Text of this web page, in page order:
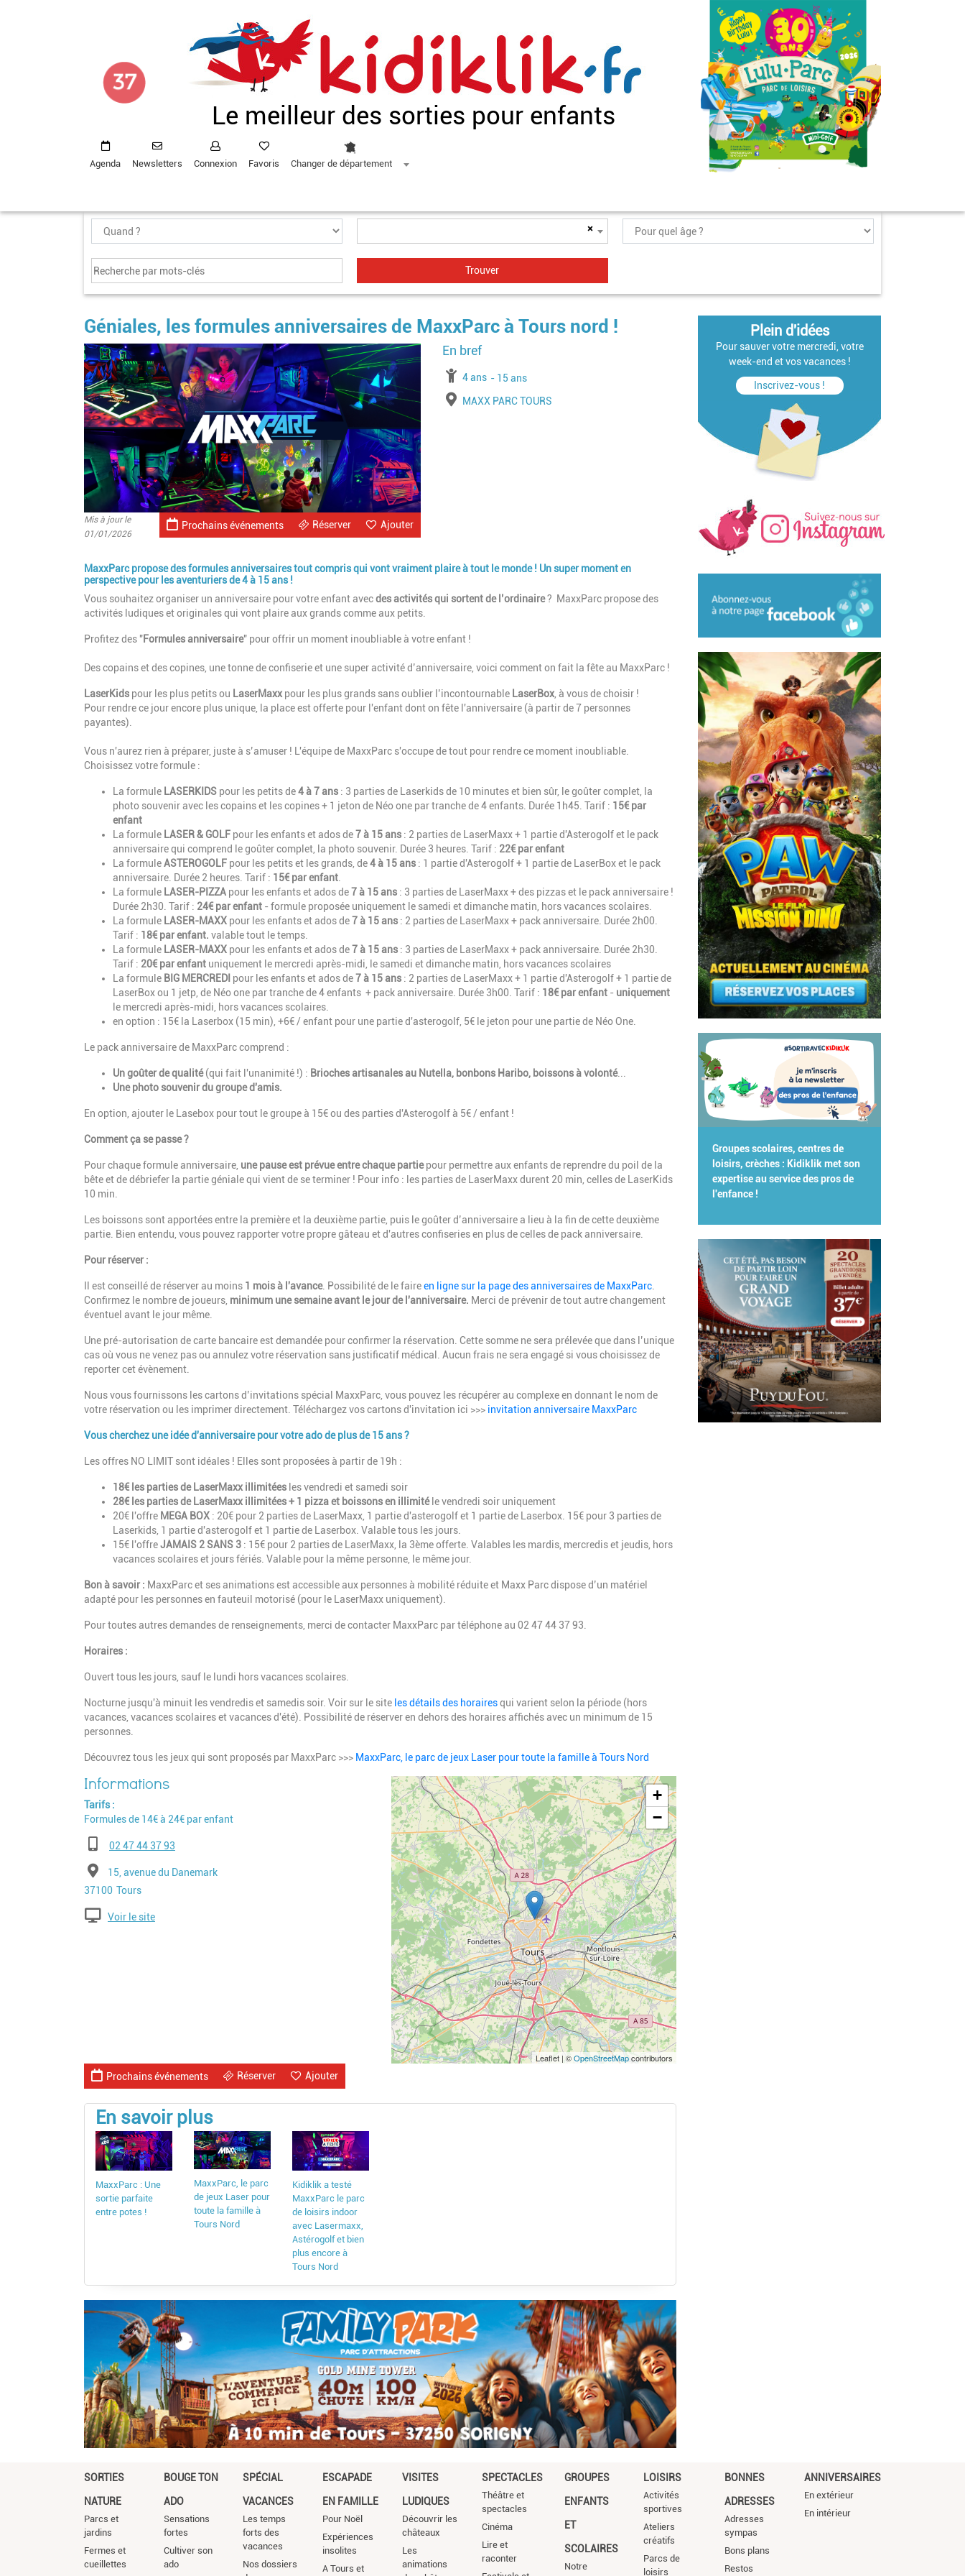
Le meilleur des sorties pour enfants
Agenda Newsletters Connexion Favoris Changer de département
×
Géniales, les formules anniversaires de MaxxParc à Tours nord !
Image
Ajouter
Réserver
Prochains événements
Mis à jour le
01/01/2026
à partir de
4 ans jusqu'à l'âge de
15 ans
Lieu
MAXX PARC TOURS
MaxxParc propose des formules anniversaires tout compris qui vont vraiment plaire à tout le monde ! Un super moment en
perspective pour les aventuriers de 4 à 15 ans !
Vous souhaitez organiser un anniversaire pour votre enfant avecdes activités qui sortent de l’ordinaire? MaxxParc propose des
activités ludiques et originales qui vont plaire aux grands comme aux petits.
Profitez des "Formules anniversaire" pour offrir un moment inoubliable à votre enfant !
Des copains et des copines, une tonne de confiserie et une super activité d’anniversaire, voici comment on fait la fête au MaxxParc !
LaserKids pour les plus petits ou LaserMaxx pour les plus grands sans oublier l’incontournable LaserBox , à vous de choisir !
Pour rendre ce jour encore plus unique,
la place est offerte pour l'enfant dont on fête l'anniversaire (à partir de 7 personnes
payantes).
Vous n'aurez rien à préparer, juste à s’amuser ! L'équipe de MaxxParc s'occupe de tout pour rendre ce moment inoubliable.
Choisissez votre formule :
La formule LASERKIDS pour les petits de4 à 7 ans : 3 parties de Laserkids de 10 minutes et bien sûr, le goûter complet, la
photo souvenir avec les copains et les copines + 1 jeton de Néo one par tranche de 4 enfants. Durée 1h45. Tarif : 15€ par
enfant
La formule LASER & GOLF pour les enfants et ados de7 à 15 ans : 2 parties de LaserMaxx + 1 partie d'Asterogolf et le pack
anniversaire qui comprend le goûter complet, la photo souvenir. Durée 3 heures. Tarif : 22€ par enfant
La formuleASTEROGOLF pour les petits et les grands, de4 à 15 ans : 1 partie d'Asterogolf + 1 partie de LaserBox et le pack
anniversaire. Durée 2 heures. Tarif : 15€ par enfant
La formule LASER-PIZZA pour les enfants et ados de7 à 15 ans : 3 parties de LaserMaxx + des pizzas et le pack anniversaire !
Durée 2h30. Tarif : 24€ par enfant - formule proposée uniquement le samedi et dimanche matin, hors vacances scolaires.
La formule LASER-MAXX pour les enfants et ados de7 à 15 ans : 2 parties de LaserMaxx + pack anniversaire. Durée 2h00.
Tarif : 18€ par enfant. valable tout le temps.
La formule LASER-MAXX pour les enfants et ados de7 à 15 ans : 3 parties de LaserMaxx + pack anniversaire. Durée 2h30.
Tarif : 20€ par enfant uniquement le mercredi après-midi, le samedi et dimanche matin, hors vacances scolaires
La formule BIG MERCREDI pour les enfants et ados de7 à 15 ans : 2 parties de LaserMaxx + 1 partie d'Asterogolf + 1 partie de
LaserBox ou 1 jetp, de Néo one par tranche de 4 enfants + pack anniversaire. Durée 3h00. Tarif : 18€ par enfant - uniquement
le mercredi après-midi, hors vacances scolaires.
en option : 15€ la Laserbox (15 min), +6€ / enfant pour une partie d'asterogolf, 5€ le jeton pour une partie de Néo One.
Le pack anniversaire de MaxxParc comprend :
Un goûter de qualité(qui fait l'unanimité !) : Brioches artisanales au Nutella, bonbons Haribo, boissons à volonté...
Une photo souvenir du groupe d'amis.
En option, ajouter le Lasebox pour tout le groupe à 15€ ou des parties d'Asterogolf à 5€ / enfant !
Comment ça se passe ?
Pour chaque formule anniversaire, une pause est prévue entre chaque partiepour permettre aux enfants de reprendre du poil de la
bête et de débriefer la partie géniale qui vient de se terminer ! Pour info : les parties de LaserMaxx durent 20 min, celles de LaserKids
10 min.
Les boissons sont apportées entre la première et la deuxième partie, puis le goûter d’anniversaire a lieu à la fin de cette deuxième
partie. Bien entendu, vous pouvez rapporter votre propre gâteau et d'autres confiseries en plus de celles de pack anniversaire.
Pour réserver :
Il est conseillé de réserver au moins 1 mois à l'avance. Possibilité de le faireen lignesur la page des anniversaires de MaxxParc
Confirmez le nombre de joueurs, minimum une semaine avant le jour de l'anniversaire. Merci de prévenir de tout autre changement
éventuel avant le jour même.
Une pré-autorisation de carte bancaire est demandée pour confirmer la réservation. Cette somme ne sera prélevée que dans l’unique
cas où vous ne venez pas ou annulez votre réservation sans justificatif médical. Aucun frais ne sera engagé si vous choisissez de
reporter cet évènement.
Nous vous fournissons les cartons d’invitations spécial MaxxParc, vous pouvez les récupérer au complexe en donnant le nom de
votre réservation ou les imprimer directement. Téléchargez vos cartons d'invitation ici >>> invitation anniversaire MaxxParc
Vous cherchez une idée d'anniversaire pour votre ado de plus de 15 ans ?
Les offres NO LIMIT sont idéales ! Elles sont proposées à partir de 19h :
18€ les parties de LaserMaxx illimitées les vendredi et samedi soir
28€ les parties de LaserMaxx illimitées + 1 pizza et boissons en illimité le vendredi soir uniquement
20€ l'offre MEGA BOX : 20€ pour 2 parties de LaserMaxx, 1 partie d'asterogolf et 1 partie de Laserbox. 15€ pour 3 parties de
Laserkids, 1 partie d'asterogolf et 1 partie de Laserbox. Valable tous les jours.
15€ l'offreJAMAIS 2 SANS 3 : 15€ pour 2 parties de LaserMaxx, la 3ème offerte. Valables les mardis, mercredis et jeudis, hors
vacances scolaires et jours fériés. Valable pour la même personne, le même jour.
Bon à savoir : MaxxParc et ses animations est accessible aux personnes à mobilité réduite et Maxx Parc dispose d’un matériel
adapté pour les personnes en fauteuil motorisé (pour le LaserMaxx uniquement).
Pour toutes autres demandes de renseignements, merci de contacter MaxxParc par téléphone au 02 47 44 37 93.
Horaires :
Ouvert tous les jours, sauf le lundi hors vacances scolaires.
Nocturne jusqu'à minuit les vendredis et samedis soir. Voir sur le site les détails des horairesqui varient selon la période (hors
vacances, vacances scolaires et vacances d'été). Possibilité de réserver en dehors des horaires affichés avec un minimum de 15
personnes.
Découvrez tous les jeux qui sont proposés par MaxxParc >>> MaxxParc, le parc de jeux Laser pour toute la famille à Tours Nord
Tarifs
Formules de 14€ à 24€ par enfant
Téléphone02 47 44 37 93
Adresse15, avenue du Danemark
Code postal
37100 Ville
Tours
Voir le site
Geolocalisation
+
−
Leaflet | ©OpenStreetMapcontributors
Ajouter
Réserver
Prochains événements
En savoir plus
MaxxParc : Une
sortie parfaite
entre potes !
MaxxParc, le parc
de jeux Laser pour
toute la famille à
Tours Nord
Kidiklik a testé
MaxxParc le parc
de loisirs indoor
avec Lasermaxx,
Astérogolf et bien
plus encore à
Tours Nord
Plein d'idées
Pour sauver votre mercredi, votre
week-end et vos vacances !
Inscrivez-vous !
Groupes scolaires, centres de
loisirs, crèches : Kidiklik met son
expertise au service des pros de
l'enfance !
SORTIES
NATURE
Parcs et
jardins
Fermes et
cueillettes
BOUGE TON
ADO
Sensations
fortes
Cultiver son
ado
SPÉCIAL
VACANCES
Les temps
forts des
vacances
Nos dossiers
ESCAPADE
EN FAMILLE
Pour Noël
Expériences
insolites
A Tours et
VISITES
LUDIQUES
Découvrir les
châteaux
Les
animations
SPECTACLES
Théâtre et
spectacles
Cinéma
Lire et
raconter
GROUPES
ENFANTS
ET
SCOLAIRES
Notre
LOISIRS
Activités
sportives
Ateliers
créatifs
Parcs de
loisirs
BONNES
ADRESSES
Adresses
sympas
Bons plans
Restos
ANNIVERSAIRES
En extérieur
En intérieur